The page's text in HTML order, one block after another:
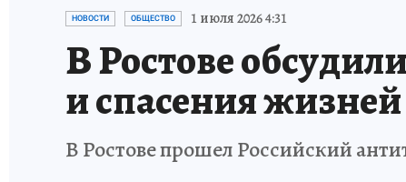
ЗАПОВЕДНАЯ РОССИЯ
НОВОСТИ ОБЩЕСТВО 1 июля 2026 4:31
В Ростове
и спасения жизней
В Ростове прошел Российский